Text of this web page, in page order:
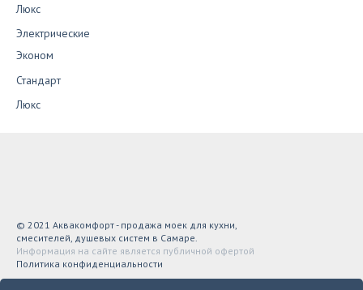
Люкс
Электрические
Эконом
Стандарт
Люкс
© 2021 Аквакомфорт - продажа моек для кухни,
смесителей, душевых систем в Самаре.
Информация на сайте является публичной офертой
Политика конфиденциальности